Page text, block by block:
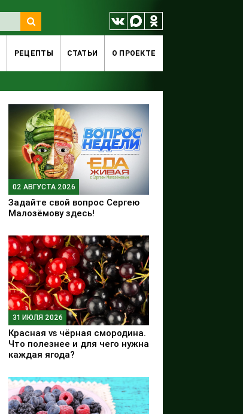
РЕЦЕПТЫ СТАТЬИ O ПРОЕКТЕ
02 АВГУСТА 2026
Задайте свой вопрос Сергею
Малозёмову здесь!
31 ИЮЛЯ 2026
Красная vs чёрная смородина.
Что полезнее и для чего нужна
каждая ягода?